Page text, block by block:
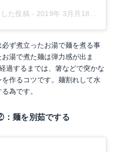
た投稿 - 2019年 3月月18日午前2時04分PDT
ず煮立ったお湯で麺を煮る事
湯で煮た麺は弾力感が出ま
過するまでは、箸などで突かな
作るコツです。麺割れして水
為です。
麺を別茹でする